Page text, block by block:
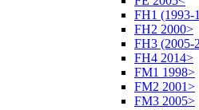
FH1 (1993-
FH2 2000>
FH3 (2005-
FH4 2014>
FM1 1998>
FM2 2001>
FM3 2005>